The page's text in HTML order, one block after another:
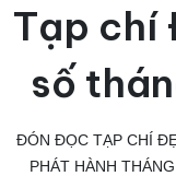
Tạp chí
số
ĐÓN ĐỌC TẠP CHÍ
PHÁT HÀNH